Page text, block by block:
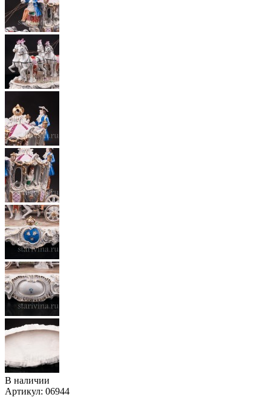
В наличии
Артикул: 06944